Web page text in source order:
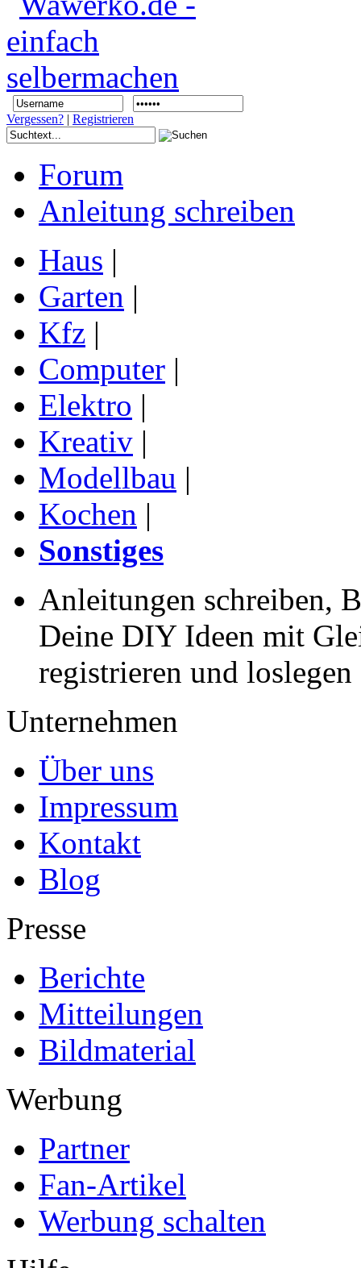
Vergessen? | Registrieren
Forum
Anleitung schreiben
Haus |
Garten |
Kfz |
Computer |
Elektro |
Kreativ |
Modellbau |
Kochen |
Sonstiges
Anleitungen schreiben,
Deine DIY Ideen mit
registrieren und loslegen
Unternehmen
Über uns
Impressum
Kontakt
Blog
Presse
Berichte
Mitteilungen
Bildmaterial
Werbung
Partner
Fan-Artikel
Werbung schalten